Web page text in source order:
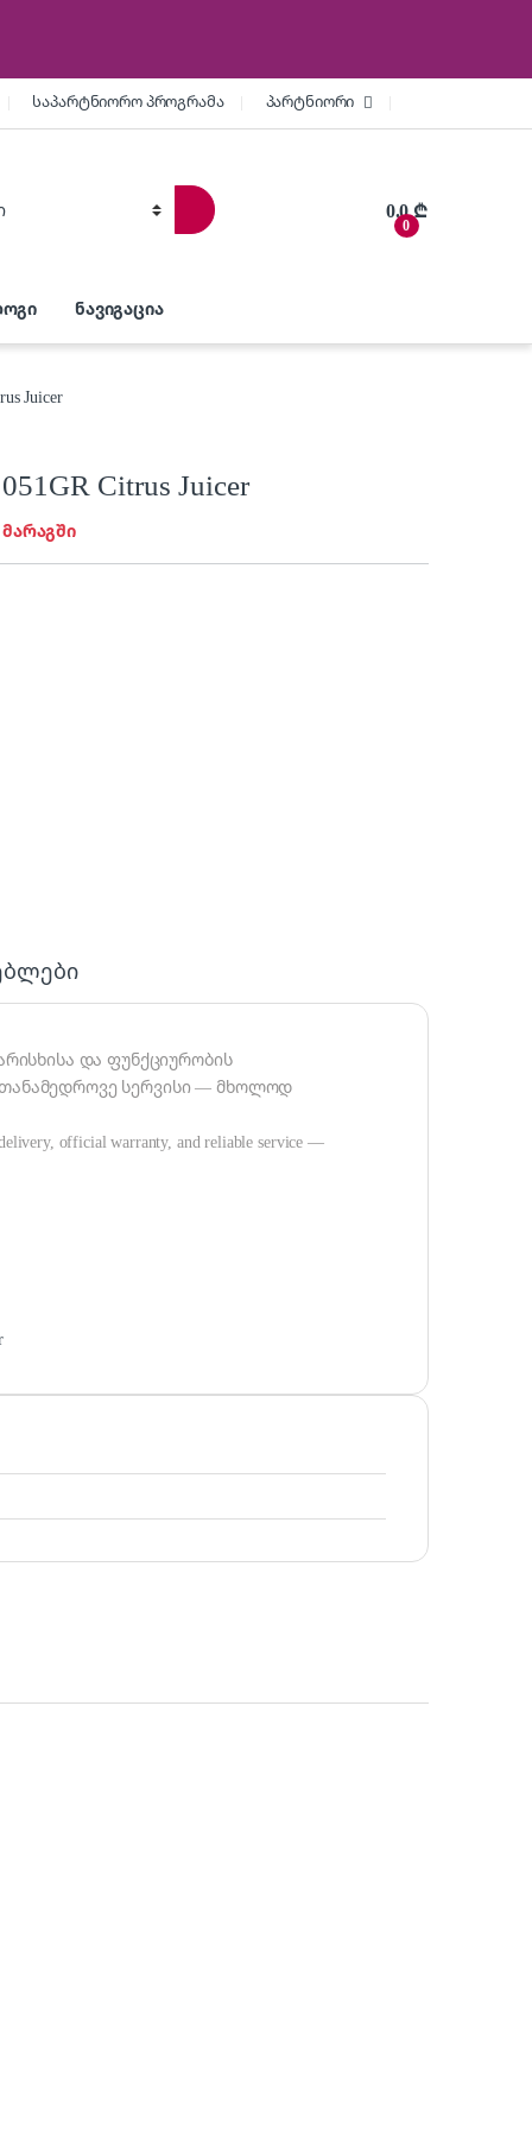
საპარტნიორო პროგრამა პარტნიორი
0
0.0₾
ნავიგაცია
Juicer
Citrus Juicer
და ფუნქციურობის
სერვისი — მხოლოდ
official warranty, and reliable service —